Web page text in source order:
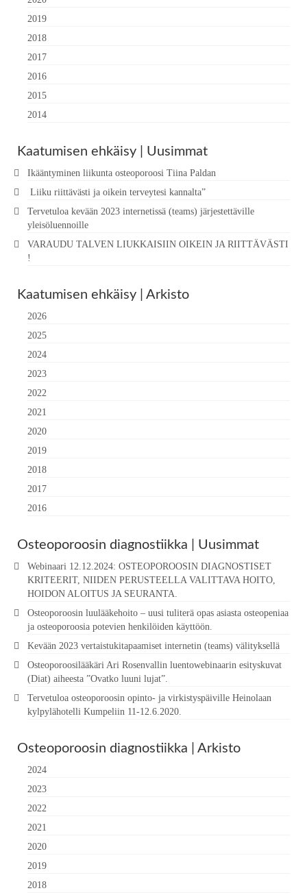
2019
2018
2017
2016
2015
2014
Kaatumisen ehkäisy | Uusimmat
Ikääntyminen liikunta osteoporoosi Tiina Paldan
Liiku riittävästi ja oikein terveytesi kannalta”
Tervetuloa kevään 2023 internetissä (teams) järjestettäville
yleisöluennoille
VARAUDU TALVEN LIUKKAISIIN OIKEIN JA RIITTÄVÄSTI
!
Kaatumisen ehkäisy | Arkisto
2026
2025
2024
2023
2022
2021
2020
2019
2018
2017
2016
Osteoporoosin diagnostiikka | Uusimmat
Webinaari 12.12.2024: OSTEOPOROOSIN DIAGNOSTISET
KRITEERIT, NIIDEN PERUSTEELLA VALITTAVA HOITO,
HOIDON ALOITUS JA SEURANTA.
Osteoporoosin luulääkehoito – uusi tuliterä opas asiasta osteopeniaa
ja osteoporoosia potevien henkilöiden käyttöön.
Kevään 2023 vertaistukitapaamiset internetin (teams) välityksellä
Osteoporoosilääkäri Ari Rosenvallin luentowebinaarin esityskuvat
(Diat) aiheesta ”Ovatko luuni lujat”.
Tervetuloa osteoporoosin opinto- ja virkistyspäiville Heinolaan
kylpylähotelli Kumpeliin 11-12.6.2020.
Osteoporoosin diagnostiikka | Arkisto
2024
2023
2022
2021
2020
2019
2018